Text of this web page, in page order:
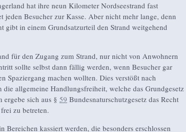
hat ihre neun Kilometer Nordseestrand fast
jeden Besucher zur Kasse. Aber nicht mehr lange, denn
gibt in einem Grundsatzurteil den Strand weitgehend
für den Zugang zum Strand, nur nicht von Anwohnern
sollte selbst dann fällig werden, wenn Besucher gar
Spaziergang machen wollten. Dies verstößt nach
die allgemeine Handlungsfreiheit, welche das Grundgesetz
sich aus § 59 Bundesnaturschutzgesetz das Recht
zu betreten.
Bereichen kassiert werden, die besonders erschlossen